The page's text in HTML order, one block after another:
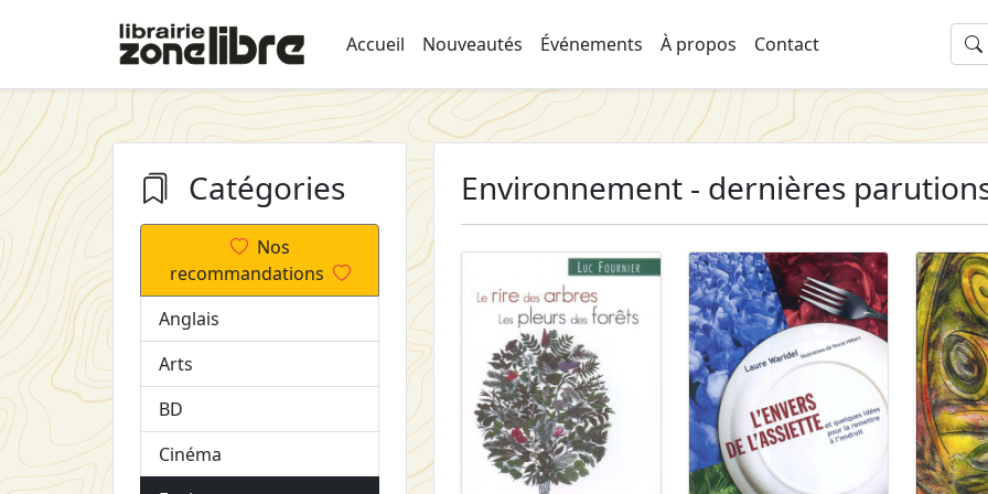
Accueil Nouveautés Événements À propos Contact
Catégories
Nos
recommandations
Anglais
Arts
BD
Cinéma
Environnement - dernières